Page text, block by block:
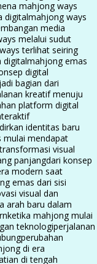
mahjong ways
digitalmahjong ways
media
melalui sudut
terlihat seiring
digitalmahjong emas
digital
bagian dari
kreatif menuju
platform digital
identitas baru
mulai mendapat
visual
panjangdari konsep
modern saat
emas dari sisi
visual dan
arah baru dalam
ketika mahjong mulai
teknologiperjalanan
perubahan
di era
di tengah